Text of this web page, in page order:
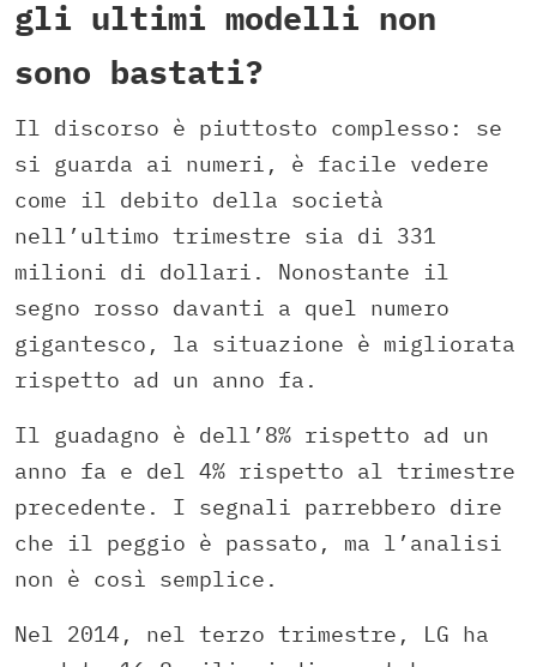
gli ultimi modelli non
sono bastati?
Il discorso è piuttosto complesso: se
si guarda ai numeri, è facile vedere
come il debito della società
nell’ultimo trimestre sia di 331
milioni di dollari. Nonostante il
segno rosso davanti a quel numero
gigantesco, la situazione è migliorata
rispetto ad un anno fa.
Il guadagno è dell’8% rispetto ad un
anno fa e del 4% rispetto al trimestre
precedente. I segnali parrebbero dire
che il peggio è passato, ma l’analisi
non è così semplice.
Nel 2014, nel terzo trimestre, LG ha